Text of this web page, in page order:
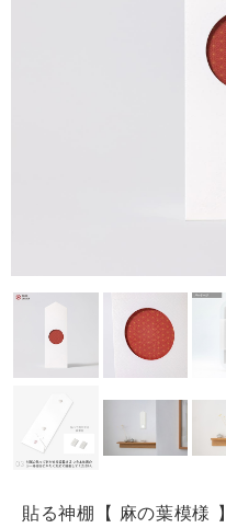
貼る神棚【 麻の葉模様 】